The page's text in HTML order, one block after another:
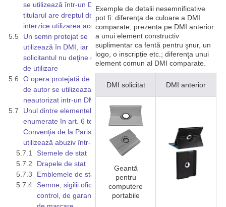
se utilizează într-un DMI, iar
titularul are dreptul de a
interzice utilizarea acestuia
Un semn protejat se
utilizează în DMI, iar
solicitantul nu deţine dreptul
de utilizare
O opera protejată de dreptul
de autor se utilizeaza
neautorizat intr-un DMI
Unul dintre elementele
enumerate în art. 6 ter din
Convenţia de la Paris se
utilizează abuziv într-un DMI
Stemele de stat
Drapele de stat
Emblemele de stat
Semne, sigilii oficiale de
control, de garanție şi
Exemple de detalii nesemnificative
pot fi: diferenţa de culoare a DMI
comparate; prezența pe DMI anterior
a unui element constructiv
suplimentar ca fentă pentru şnur, un
logo, o inscripție etc.; diferenţa unui
element comun al DMI comparate.
DMI solicitat DMI anterior
Geantă
pentru
computere
portabile